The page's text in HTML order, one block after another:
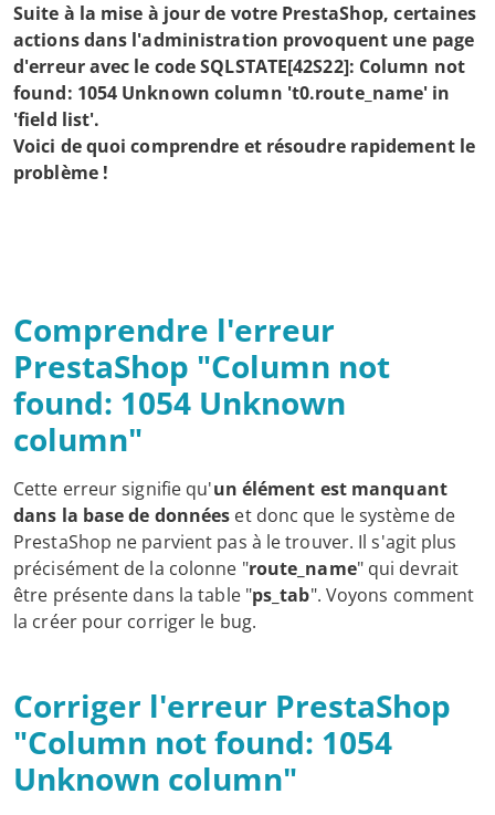
Suite à la mise à jour de votre PrestaShop, certaines
actions dans l'administration provoquent une page
d'erreur avec le code SQLSTATE[42S22]: Column not
found: 1054 Unknown column 't0.route_name' in
'field list'.
Voici de quoi comprendre et résoudre rapidement le
problème !
Comprendre l'erreur
PrestaShop "Column not
found: 1054 Unknown
column"
Cette erreur signifie qu'un élément est manquant
dans la base de données et donc que le système de
PrestaShop ne parvient pas à le trouver. Il s'agit plus
précisément de la colonne "route_name" qui devrait
être présente dans la table "ps_tab". Voyons comment
la créer pour corriger le bug.
Corriger l'erreur PrestaShop
"Column not found: 1054
Unknown column"